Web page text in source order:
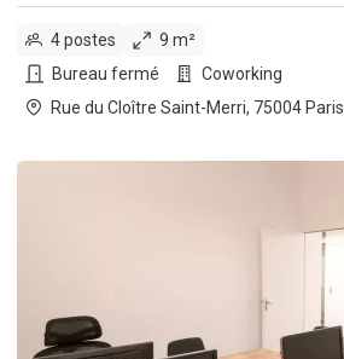
4 postes
9 m²
Bureau fermé
Coworking
Rue du Cloître Saint-Merri, 75004 Paris